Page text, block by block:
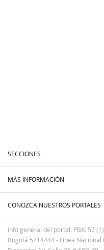
SECCIONES
MÁS INFORMACIÓN
CONOZCA NUESTROS PORTALES
Info general del portal: PBX: 57
Bogotá 5714444 - Línea Nacional